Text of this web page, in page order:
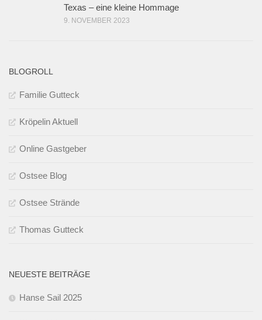
Texas – eine kleine Hommage
9. NOVEMBER 2023
BLOGROLL
Familie Gutteck
Kröpelin Aktuell
Online Gastgeber
Ostsee Blog
Ostsee Strände
Thomas Gutteck
NEUESTE BEITRÄGE
Hanse Sail 2025